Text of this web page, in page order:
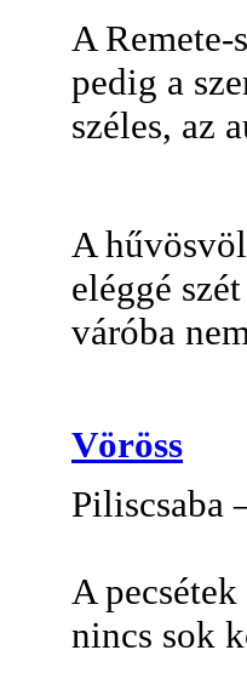
A
pedig a
széles, az
A
eléggé
váróba
Vöröss
Piliscsaba
A
nincs sok